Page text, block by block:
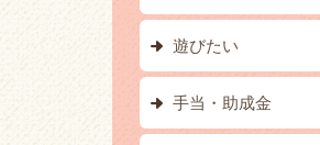
遊びたい
手当・助成金